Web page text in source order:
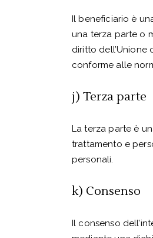
Il beneficiario è
una terza parte o
diritto
conforme alle
j) Terza parte
La terza parte è
trattamento e
personali.
k) Consenso
Il consenso